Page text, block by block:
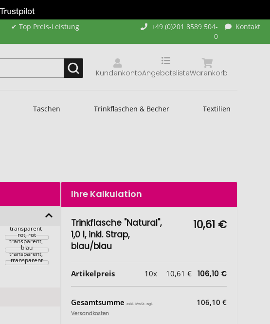
✔ Top Preis-Leistung
+49 (0)201 8589 504-
0
Kontakt
Kundenkonto Warenkorb
Angebotsliste
Taschen Trinkflaschen & Becher Textilien
transparent
rot, rot
transparent,
blau
transparent,
transparent
Ihre Kalkulation
Trinkflasche "Natural",
1,0 l, inkl. Strap,
blau/blau
10,61 €
Artikelpreis 10x 10,61 € 106,10 €
Gesamtsumme exkl. MwSt. zzgl.
Versandkosten
106,10 €